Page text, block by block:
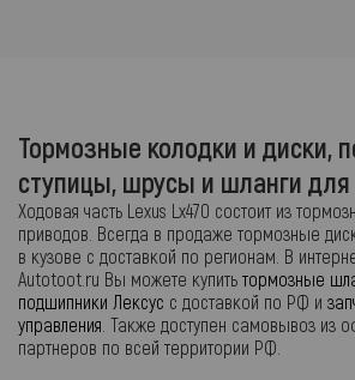
Тормозные колодки и диски,
ступицы, шрусы и шланги
Ходовая часть Lexus Lx470 состоит из
приводов. Всегда в продаже тормозные
в кузове с доставкой по регионам. В
Autotoot.ru Вы можете купить тормозные
подшипники Лексус с доставкой по РФ и
управления . Также доступен самовывоз из
партнеров по всей территории РФ.